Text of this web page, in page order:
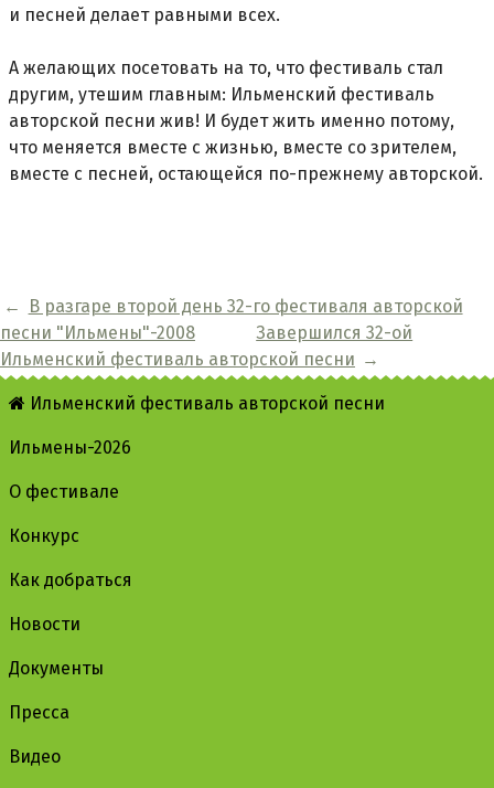
и песней делает равными всех.
А желающих посетовать на то, что фестиваль стал
другим, утешим главным: Ильменский фестиваль
авторской песни жив! И будет жить именно потому,
что меняется вместе с жизнью, вместе со зрителем,
вместе с песней, остающейся по-прежнему авторской.
←
В разгаре второй день 32-го фестиваля авторской
песни "Ильмены"-2008
Завершился 32-ой
Ильменский фестиваль авторской песни →
Ильменский фестиваль авторской песни
Ильмены-2026
О фестивале
Конкурс
Как добраться
Новости
Документы
Пресса
Видео